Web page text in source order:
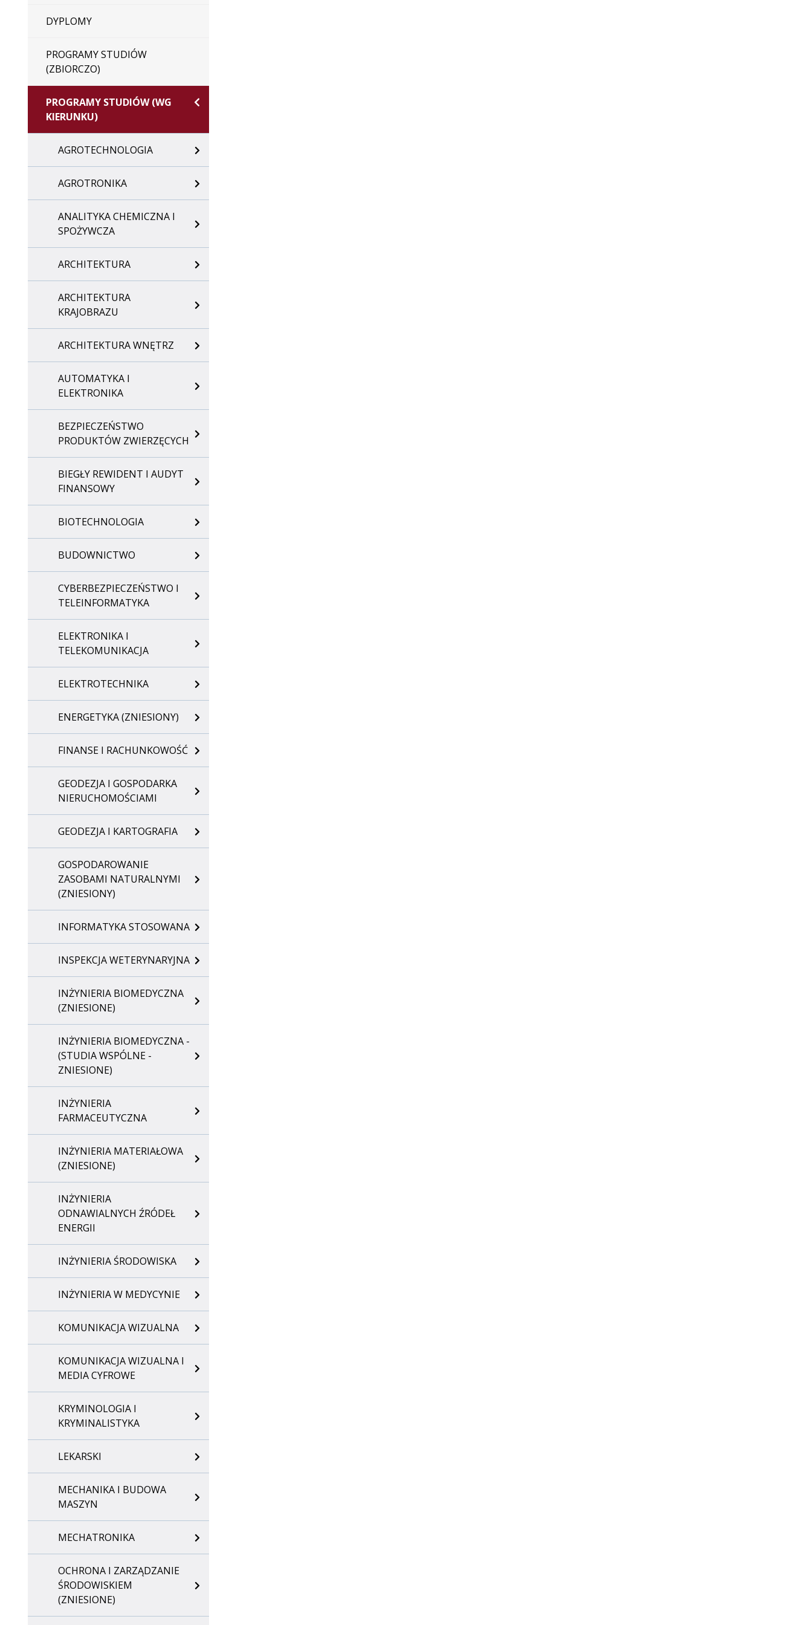
DYPLOMY
PROGRAMY STUDIÓW
(ZBIORCZO)
PROGRAMY STUDIÓW (WG
KIERUNKU)
AGROTECHNOLOGIA
AGROTRONIKA
ANALITYKA CHEMICZNA I
SPOŻYWCZA
ARCHITEKTURA
ARCHITEKTURA
KRAJOBRAZU
ARCHITEKTURA WNĘTRZ
AUTOMATYKA I
ELEKTRONIKA
BEZPIECZEŃSTWO
PRODUKTÓW ZWIERZĘCYCH
BIEGŁY REWIDENT I AUDYT
FINANSOWY
BIOTECHNOLOGIA
BUDOWNICTWO
CYBERBEZPIECZEŃSTWO I
TELEINFORMATYKA
ELEKTRONIKA I
TELEKOMUNIKACJA
ELEKTROTECHNIKA
ENERGETYKA (ZNIESIONY)
FINANSE I RACHUNKOWOŚĆ
GEODEZJA I GOSPODARKA
NIERUCHOMOŚCIAMI
GEODEZJA I KARTOGRAFIA
GOSPODAROWANIE
ZASOBAMI NATURALNYMI
(ZNIESIONY)
INFORMATYKA STOSOWANA
INSPEKCJA WETERYNARYJNA
INŻYNIERIA BIOMEDYCZNA
(ZNIESIONE)
INŻYNIERIA BIOMEDYCZNA -
(STUDIA WSPÓLNE -
ZNIESIONE)
INŻYNIERIA
FARMACEUTYCZNA
INŻYNIERIA MATERIAŁOWA
(ZNIESIONE)
INŻYNIERIA
ODNAWIALNYCH ŹRÓDEŁ
ENERGII
INŻYNIERIA ŚRODOWISKA
INŻYNIERIA W MEDYCYNIE
KOMUNIKACJA WIZUALNA
KOMUNIKACJA WIZUALNA I
MEDIA CYFROWE
KRYMINOLOGIA I
KRYMINALISTYKA
LEKARSKI
MECHANIKA I BUDOWA
MASZYN
MECHATRONIKA
OCHRONA I ZARZĄDZANIE
ŚRODOWISKIEM
(ZNIESIONE)